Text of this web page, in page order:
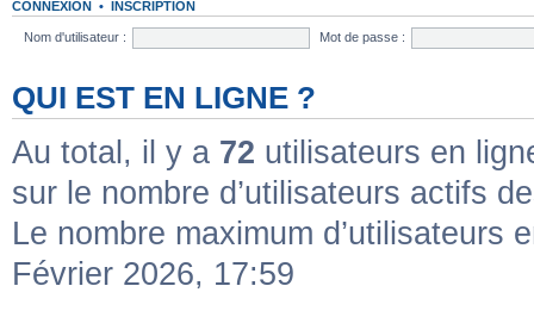
CONNEXION • INSCRIPTION
Nom d'utilisateur : Mot de passe :
QUI EST EN LIGNE ?
Au total, il y a 72 utilisateurs en
sur le nombre d’utilisateurs actifs
Le nombre maximum
Février 2026, 17:59